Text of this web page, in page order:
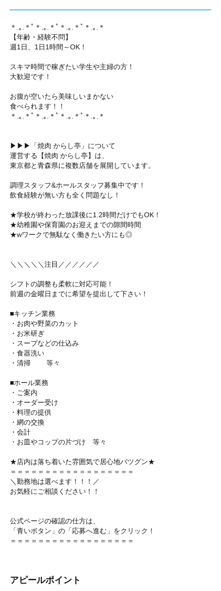
＊.｡.＊ﾟ＊.｡.＊ﾟ＊.｡.＊ﾟ＊.｡.＊
【年齢・経験不問】
週1日、1日1時間～OK！
スキマ時間で稼ぎたい学生や主婦の方！
大歓迎です！
お腹が空いたら美味しいまかない
食べられます！！
＊.｡.＊ﾟ＊.｡.＊ﾟ＊.｡.＊ﾟ＊.｡.＊
▶▶▶「焼肉 からし亭」について
運営する【焼肉 からし亭】は、
東京都と青森県に複数店舗を展開しています。
調理スタッフ&ホールスタッフ募集中です！
飲食経験が無い方も全く問題なし！
★学校が終わった放課後に1.2時間だけでもOK！
★幼稚園や保育園のお迎えまでの隙間時間
★wワークで無駄なく働きたい方にも◎
＼＼＼＼＼注目／／／／／／
シフトの調整も柔軟に対応可能！
前週の金曜日までに希望を提出して下さい！
■キッチン業務
・お肉や野菜のカット
・お米研ぎ
・スープなどの仕込み
・食器洗い
・清掃 等々
■ホール業務
・ご案内
・オーダー受け
・料理の提供
・網の交換
・会計
・お皿やコップの片づけ 等々
★店内は落ち着いた雰囲気で居心地バツグン★
＝＝＝＝＝＝＝＝＝＝＝＝＝＝＝＝＝＝
＼勤務地は選べます！！！／
お気軽にご相談ください！！
公式ページの確認の仕方は、
「青いボタン」の「応募へ進む」をクリック！
＝＝＝＝＝＝＝＝＝＝＝＝＝＝＝＝＝＝
アピールポイント